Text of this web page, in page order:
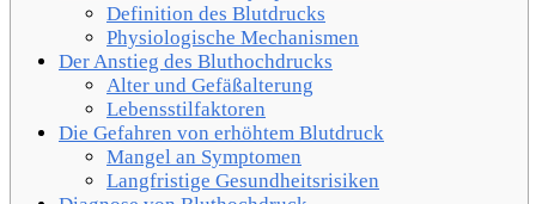
Definition des Blutdrucks
Physiologische Mechanismen
Der Anstieg des Bluthochdrucks
Alter und Gefäßalterung
Lebensstilfaktoren
Die Gefahren von erhöhtem Blutdruck
Mangel an Symptomen
Langfristige Gesundheitsrisiken